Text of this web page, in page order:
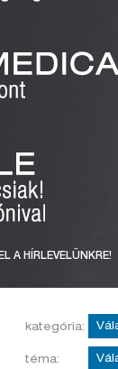
A HÍRLEVELÜNKRE!
kategória:
téma: